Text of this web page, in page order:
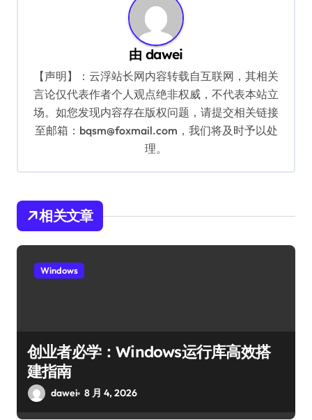
由dawei
【声明】：云浮站长网内容转载自互联网，其相关
言论仅代表作者个人观点绝非权威，不代表本站立
场。如您发现内容存在版权问题，请提交相关链接
至邮箱：bqsm@foxmail.com，我们将及时予以处
理。
相关文章
Windows
创业者必学：Windows运行库高效搭
建指南
dawei 8 月 4, 2026